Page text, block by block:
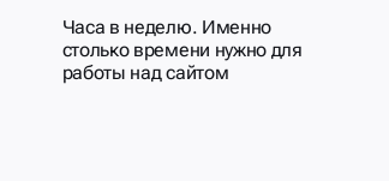
Часа в неделю. Именно
столько времени нужно для
работы над сайтом